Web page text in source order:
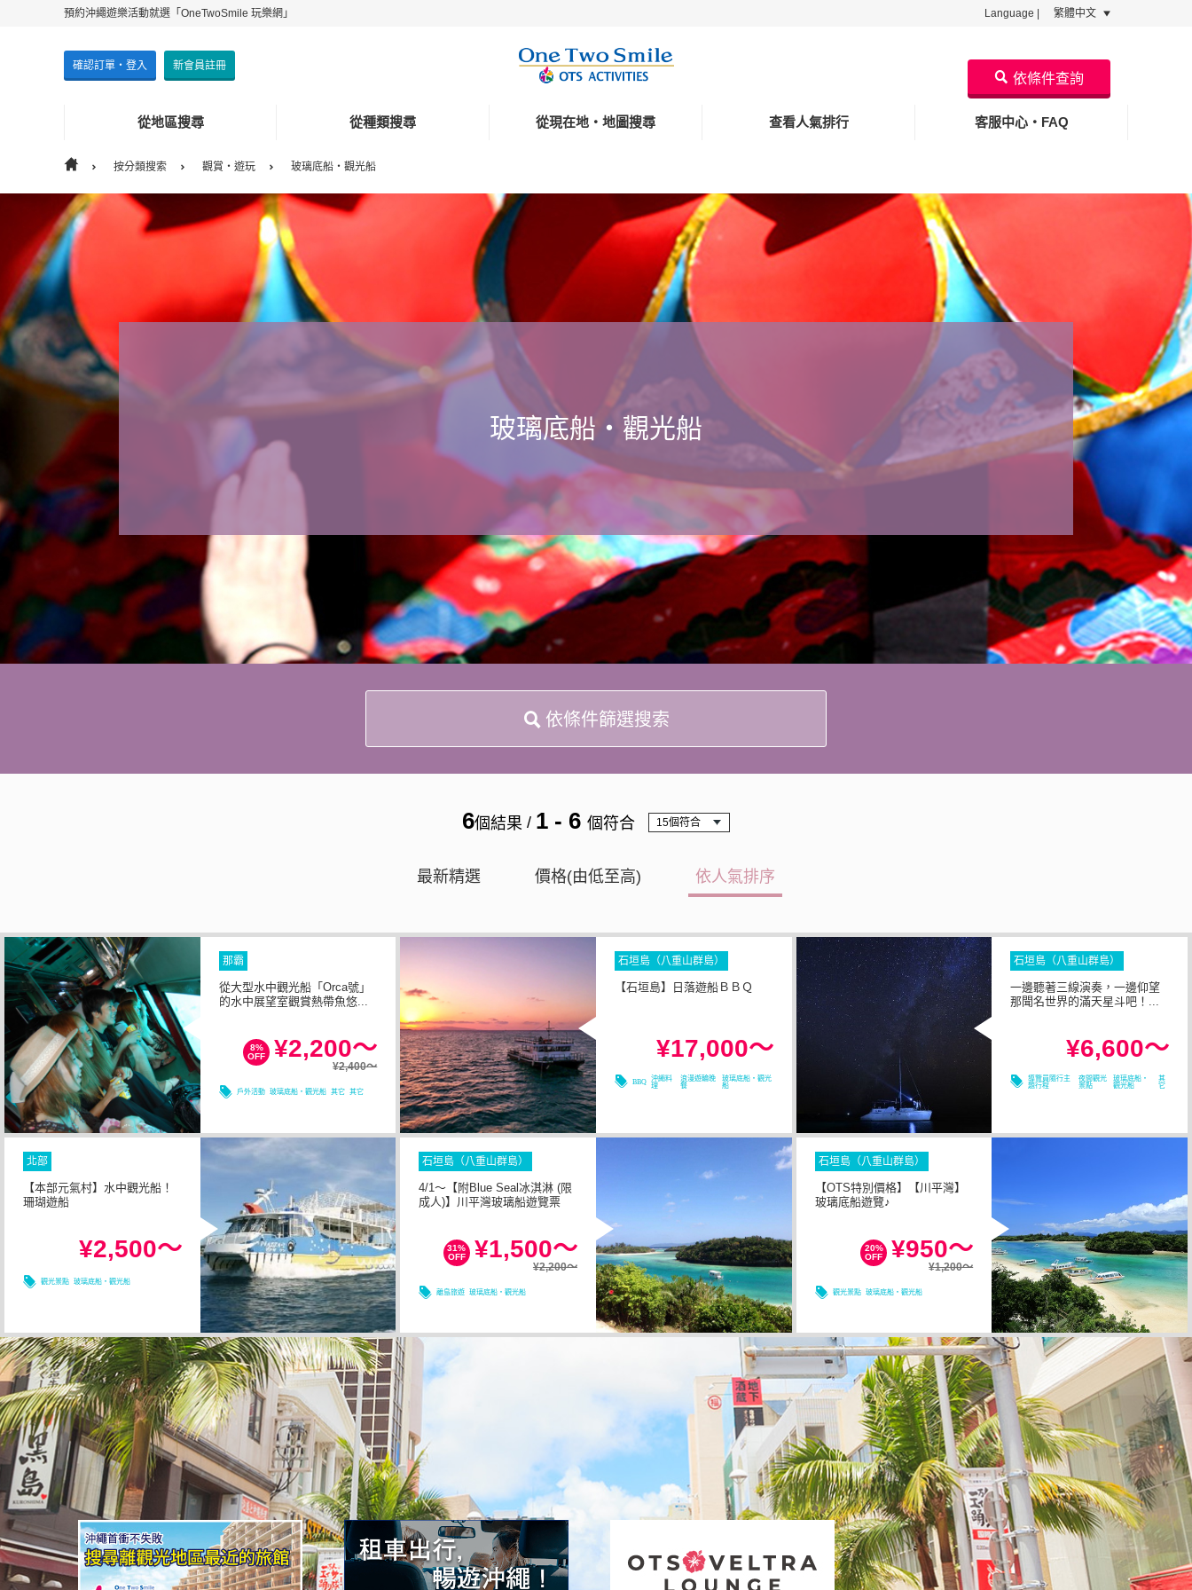
預約沖繩遊樂活動就選「OneTwoSmile 玩樂網」 Language | 繁體中文
確認訂單・登入 新會員註冊
從地區搜尋
從地區搜尋 本島
從種類搜尋
從種類搜尋 體驗
從現在地・地圖搜尋 查看人氣排行 客服中心・FAQ
依條件查詢
按分類搜索 觀賞・遊玩 玻璃底船・觀光船
玻璃底船・觀光船
依條件篩選搜索
6個結果 / 1 - 6 個符合
最新精選 價格(由低至高) 依人氣排序
所需時間 1小時以内
08/09 08/10 08/11 08/12
那霸
從大型水中觀光船「Orca號」
的水中展望室觀賞熱帶魚悠...
¥2,200～
8%
OFF
¥2,400～
戶外活動 玻璃底船・觀光船 其它 其它
所需時間 3小時以内
08/09 08/10 08/11 08/12
石垣島（八重山群島）
【石垣島】日落遊船ＢＢＱ
¥17,000～
BBQ 沖繩料
理
浪漫遊輪晚
餐
玻璃底船・觀光
船
所需時間 1小時以内
08/11
石垣島（八重山群島）
一邊聽著三線演奏，一邊仰望
那聞名世界的滿天星斗吧！...
¥6,600～
導覽員隨行主
題行程
夜間觀光
景點
玻璃底船・
觀光船
其
它
所需時間 1小時以内
08/10 08/11 08/12 08/13
北部
【本部元氣村】水中觀光船！
珊瑚遊船
¥2,500～
觀光景點 玻璃底船・觀光船
所需時間 1小時以内
08/08 08/09 08/10 08/11
石垣島（八重山群島）
4/1～【附Blue Seal冰淇淋 (限
成人)】川平灣玻璃船遊覽票
¥1,500～
31%
OFF
¥2,200～
離島旅遊 玻璃底船・觀光船
所需時間 1小時以内
08/09 08/10 08/11 08/12
石垣島（八重山群島）
【OTS特別價格】【川平灣】
玻璃底船遊覽♪
¥950～
20%
OFF
¥1,200～
觀光景點 玻璃底船・觀光船